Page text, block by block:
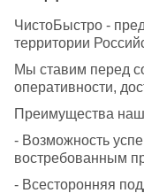
ЧистоБыcтро -
территории
Мы ставим перед
оперативности,
Преимущества
- Возможность
востребованным
- Всесторонняя